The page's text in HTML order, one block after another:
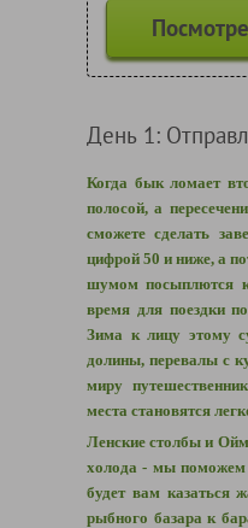
День 1:
Когда бык ломает
полосой, а
сможете сделать
цифрой 50 и ниже, а
шумом посыплются
время для поездки
Зима к лицу этому
долины, перевалы с
миру
места становятся
Ленские столбы и
холода - мы поможем
будет вам казаться
рыбного базара к